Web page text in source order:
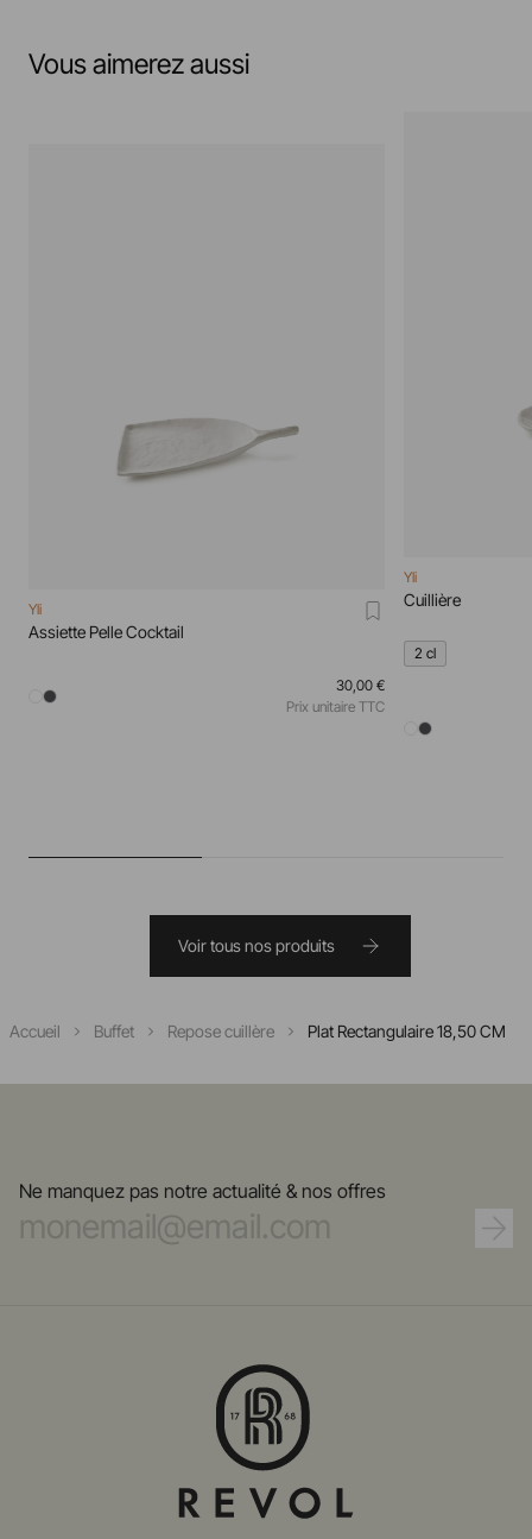
Vous aimerez aussi
Yli
Assiette Pelle Cocktail
30,00 €
Prix unitaire TTC
Yli
Cuillière
2 cl
Voir tous nos produits
Accueil Buffet Repose cuillère Plat Rectangulaire 18,50 CM
Ne manquez pas notre actualité & nos offres